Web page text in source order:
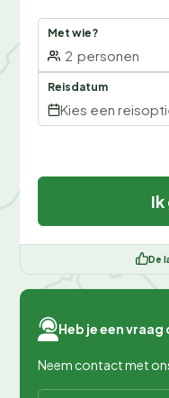
Met wie?
2 personen
Reisdatum
Kies een
De
Heb je een
Neem contact met